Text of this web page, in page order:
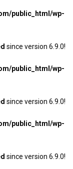
public_html/wp-
since version 6.9.0!
public_html/wp-
since version 6.9.0!
public_html/wp-
since version 6.9.0!